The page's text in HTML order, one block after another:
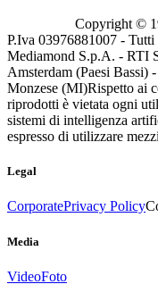
Copyright ©
P.Iva 03976881007 -
Mediamond S.p.A. - RTI
Amsterdam (Paesi
Monzese (MI)Rispetto ai
riprodotti è vietata ogni
sistemi di intelligenza
espresso di utilizzare
Legal
CorporatePrivacy Policy
Media
VideoFoto